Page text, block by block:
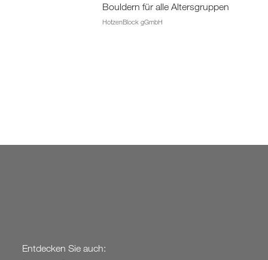
Bouldern für alle Altersgruppen
HotzenBlock gGmbH
Entdecken Sie auch: